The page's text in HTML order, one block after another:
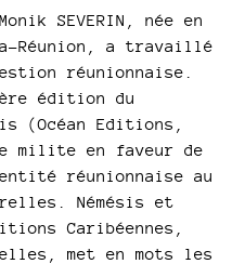
SEVERIN, née en
Réunion, a travaillé
réunionnaise.
édition du
(Océan Editions,
milite en faveur de
réunionnaise au
Némésis et
Caribéennes,
met en mots les